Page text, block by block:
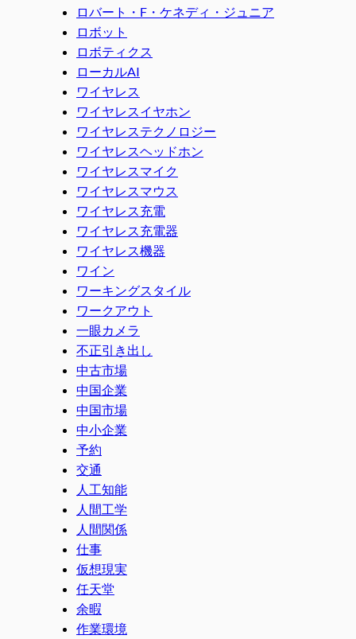
ロバート・F・ケネディ・ジュニア
ロボット
ロボティクス
ローカルAI
ワイヤレス
ワイヤレスイヤホン
ワイヤレステクノロジー
ワイヤレスヘッドホン
ワイヤレスマイク
ワイヤレスマウス
ワイヤレス充電
ワイヤレス充電器
ワイヤレス機器
ワイン
ワーキングスタイル
ワークアウト
一眼カメラ
不正引き出し
中古市場
中国企業
中国市場
中小企業
予約
交通
人工知能
人間工学
人間関係
仕事
仮想現実
任天堂
余暇
作業環境